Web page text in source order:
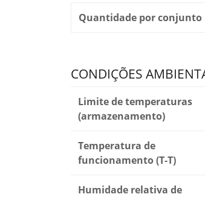
Quantidade por conjunto
CONDIÇÕES
Limite de temperaturas
(armazenamento)
Temperatura de
funcionamento (T-T)
Humidade relativa de